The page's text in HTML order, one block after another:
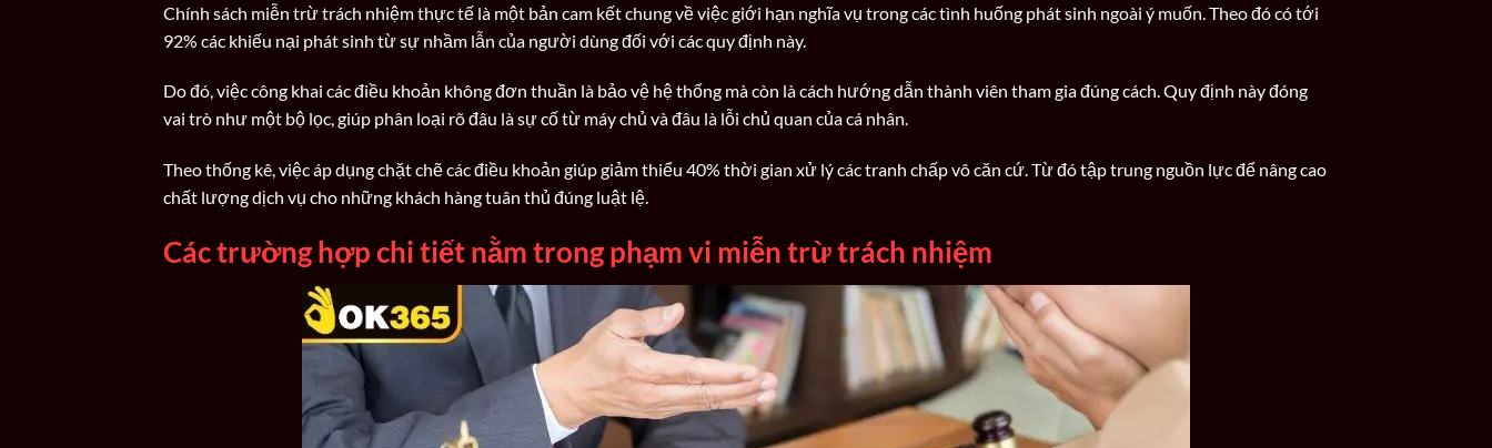
Chính sách miễn trừ trách nhiệm thực tế là một bản cam kết chung về việc giới hạn nghĩa vụ trong các tình huống phát sinh ngoài ý muốn. Theo đó có tới
92% các khiếu nại phát sinh từ sự nhầm lẫn của người dùng đối với các quy định này.
Do đó, việc công khai các điều khoản không đơn thuần là bảo vệ hệ thống mà còn là cách hướng dẫn thành viên tham gia đúng cách. Quy định này đóng
vai trò như một bộ lọc, giúp phân loại rõ đâu là sự cố từ máy chủ và đâu là lỗi chủ quan của cá nhân.
Theo thống kê, việc áp dụng chặt chẽ các điều khoản giúp giảm thiểu 40% thời gian xử lý các tranh chấp vô căn cứ. Từ đó tập trung nguồn lực để nâng cao
chất lượng dịch vụ cho những khách hàng tuân thủ đúng luật lệ.
Các trường hợp chi tiết nằm trong phạm vi miễn trừ trách nhiệm